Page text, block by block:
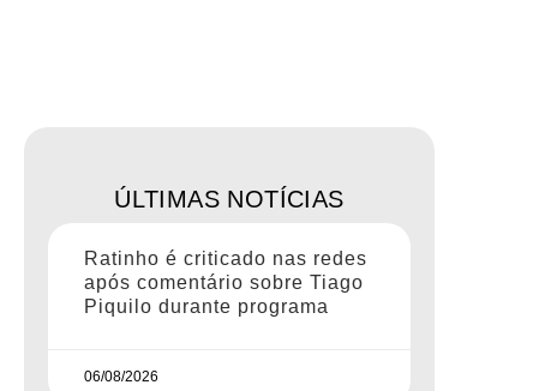
ÚLTIMAS NOTÍCIAS
Ratinho é criticado nas redes
após comentário sobre Tiago
Piquilo durante programa
06/08/2026